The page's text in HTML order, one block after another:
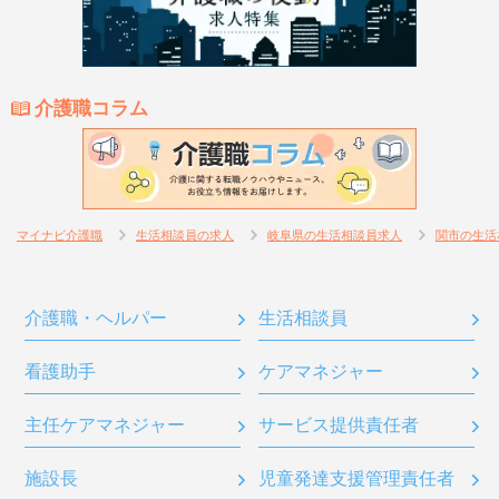
介護職コラム
マイナビ介護職 生活相談員の求人 岐阜県の生活相談員求人 関市の生
介護職・ヘルパー 生活相談員
看護助手 ケアマネジャー
主任ケアマネジャー サービス提供責任者
施設長 児童発達支援管理責任者